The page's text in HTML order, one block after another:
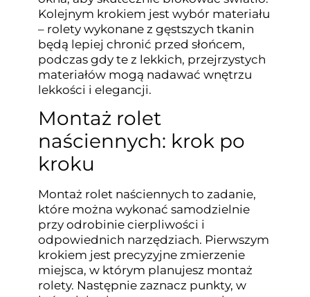
Kolejnym krokiem jest wybór materiału
– rolety wykonane z gęstszych tkanin
będą lepiej chronić przed słońcem,
podczas gdy te z lekkich, przejrzystych
materiałów mogą nadawać wnętrzu
lekkości i elegancji.
Montaż rolet
naściennych: krok po
kroku
Montaż rolet naściennych to zadanie,
które można wykonać samodzielnie
przy odrobinie cierpliwości i
odpowiednich narzędziach. Pierwszym
krokiem jest precyzyjne zmierzenie
miejsca, w którym planujesz montaż
rolety. Następnie zaznacz punkty, w